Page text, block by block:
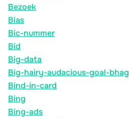
Bezoek
Bias
Bic-nummer
Bid
Big-data
Big-hairy-audacious-goal-bhag
Bind-in-card
Bing
Bing-ads